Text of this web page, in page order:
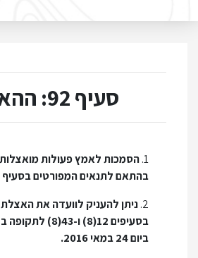
סעיף 92: ההאצלה
1. הסמכות לאמץ פעולות
בהתאם לתנאים המפורטים בסעיף
2. ניתן להעניק לוועדה את
בסעיפים 12(8) ו-
ביום 24 במאי 2016.